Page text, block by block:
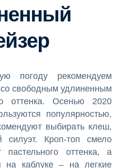
погоду рекомендуем
свободным удлиненным
оттенка. Осенью 2020
популярностью,
выбирать клеш,
Кроп-топ смело
оттенка, а
на каблуке – на легкие